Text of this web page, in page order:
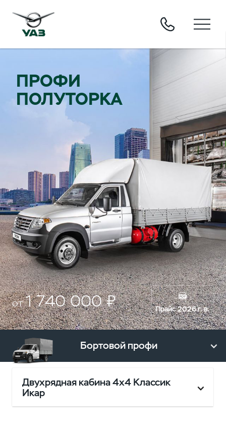
ПРОФИ
ПОЛУТОРКА
от1 740 000 ₽ Прайс 2026 г. в.
Бортовой профи
Двухрядная кабина 4х4 Классик
Икар